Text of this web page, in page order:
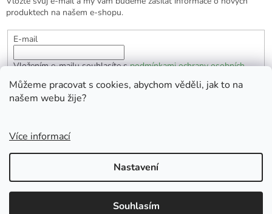
Můžeme pracovat s cookies, abychom věděli, jak to na
našem webu žije?
Více informací
Nastavení
Souhlasím
produktech na našem e-shopu.
E-mail
Vložením e-mailu souhlasíte spodmínkami ochrany osobních
údajů
PŘIHLÁSIT SE
vyhrazena.